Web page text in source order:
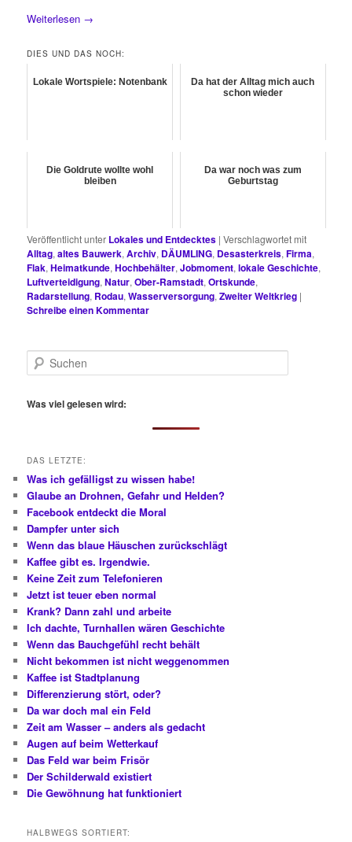
Weiterlesen →
DIES UND DAS NOCH:
Lokale Wortspiele: Notenbank
Da hat der Alltag mich auch
schon wieder
Die Goldrute wollte wohl
bleiben
Da war noch was zum
Geburtstag
Veröffentlicht unter Lokales und Entdecktes |Verschlagwortet mit
Alltag,altes Bauwerk,Archiv, DÄUMLING, Desasterkreis,Firma,
Flak,Heimatkunde,Hochbehälter,Jobmoment,lokale Geschichte,
Luftverteidigung,Natur,Ober-Ramstadt,Ortskunde,
Radarstellung, Rodau,Wasserversorgung,Zweiter Weltkrieg |
Schreibe einen Kommentar
u
h
Was viel gelesen wird:
DAS LETZTE:
Was ich gefälligst zu wissen habe!
Glaube an Drohnen, Gefahr und Helden?
Facebook entdeckt die Moral
Dampfer unter sich
Wenn das blaue Häuschen zurückschlägt
Kaffee gibt es. Irgendwie.
Keine Zeit zum Telefonieren
Jetzt ist teuer eben normal
Krank? Dann zahl und arbeite
Ich dachte, Turnhallen wären Geschichte
Wenn das Bauchgefühl recht behält
Nicht bekommen ist nicht weggenommen
Kaffee ist Stadtplanung
Differenzierung stört, oder?
Da war doch mal ein Feld
Zeit am Wasser – anders als gedacht
Augen auf beim Wetterkauf
Das Feld war beim Frisör
Der Schilderwald existiert
Die Gewöhnung hat funktioniert
HALBWEGS SORTIERT: